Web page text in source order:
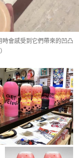
會感受到它們帶來的凹凸